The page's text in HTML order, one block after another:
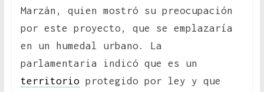
Marzán, quien mostró su preocupación
por este proyecto, que se emplazaría
en un humedal urbano. La
parlamentaria indicó que es un
territorioprotegido por ley y que